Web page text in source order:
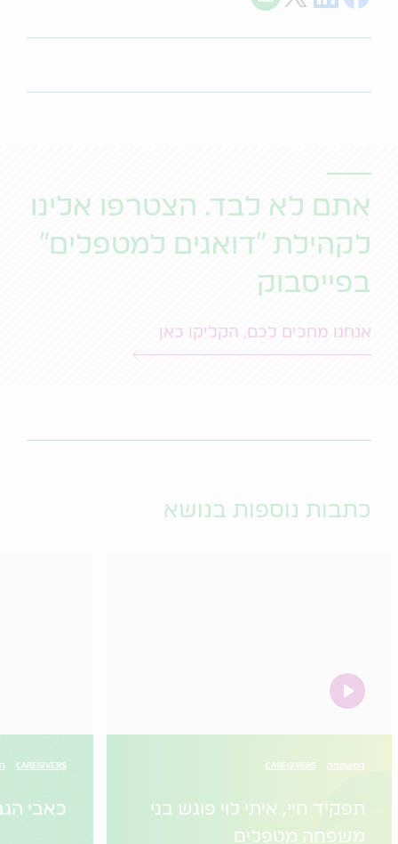
אתם לא לבד. הצטרפו אלינו
לקהילת "דואגים למטפלים"
בפייסבוק
אנחנו מחכים לכם, הקליקו כאן
כתבות נוספות בנושא
video
המשפחה CAREGIVERS
תפקיד חיי, איתי לוי פוגש בני
משפחה מטפלים
CAREGIVERS
כאבי